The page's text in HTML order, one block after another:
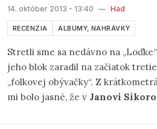
14. október 2013 - 13:40 — Had
RECENZIA ALBUMY, NAHRÁVKY
Stretli sme sa nedávno na
jeho blok zaradil na začiatok
„folkovej obývačky“. Z
mi bolo jasné, že v Janovi